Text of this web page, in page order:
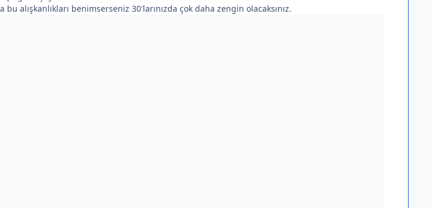
bu alışkanlıkları benimserseniz 30'larınızda çok daha zengin olacaksınız.